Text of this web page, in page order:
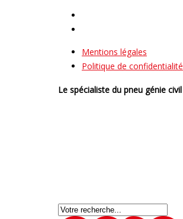
Mentions légales
Politique de confidentialité
Le spécialiste du pneu génie civil